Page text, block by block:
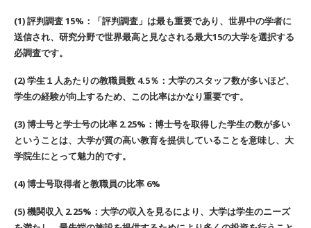
(1) 評判調査 15%：「評判調査」は最も重要であり、世界中の学者に
送信され、研究分野で世界最高と見なされる最大15の大学を選択する
必調査です。
(2) 学生１人あたりの教職員数 4.5％：大学のスタッフ数が多いほど、
学生の経験が向上するため、この比率はかなり重要です。
(3) 博士号と学士号の比率 2.25%：博士号を取得した学生の数が多い
ということは、大学が質の高い教育を提供していることを意味し、大
学院生にとって魅力的です。
(4) 博士号取得者と教職員の比率 6%
(5) 機関収入 2.25%：大学の収入を見るにより、大学は学生のニーズ